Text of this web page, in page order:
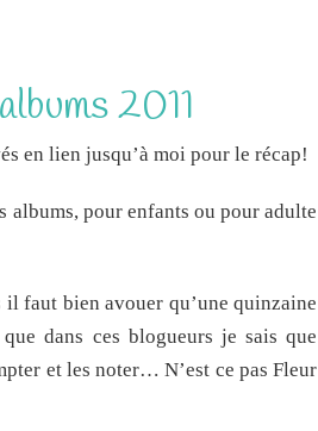
2011
en lien jusqu’à moi pour le récap!
albums, pour enfants ou pour adulte
il faut bien avouer qu’une quinzaine
dans ces blogueurs je sais que
et les noter… N’est ce pas Fleur